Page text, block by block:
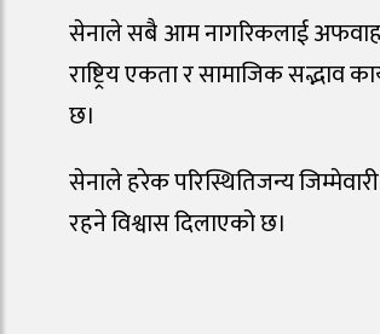
सेनाले सबै आम नागरिकलाई
राष्ट्रिय एकता र सामाजिक
छ।
सेनाले हरेक परिस्थितिजन्य
रहने विश्वास दिलाएको छ।